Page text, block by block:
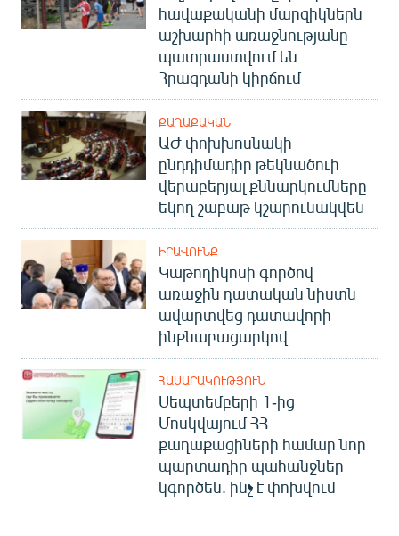
հավաքականի մարզիկներն
աշխարհի առաջնությանը
պատրաստվում են
Հրազդանի կիրճում
ՔԱՂԱՔԱԿԱՆ
ԱԺ փոխխոսնակի
ընդդիմադիր թեկնածուի
վերաբերյալ քննարկումները
եկող շաբաթ կշարունակվեն
ԻՐԱՎՈՒՆՔ
Կաթողիկոսի գործով
առաջին դատական նիստն
ավարտվեց դատավորի
ինքնաբացարկով
ՀԱՍԱՐԱԿՈՒԹՅՈՒՆ
Սեպտեմբերի 1-ից
Մոսկվայում ՀՀ
քաղաքացիների համար նոր
պարտադիր պահանջներ
կգործեն. ինչ է փոխվում